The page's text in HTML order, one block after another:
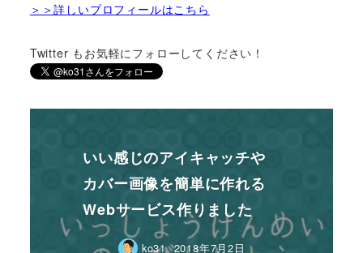
＞＞詳しいプロフィールはこちら
Twitter もお気軽にフォローしてください！
いい感じのアイキャッチや
カバー画像を簡単に作れる
Webサービス作りました
ko31 2018年7月2日